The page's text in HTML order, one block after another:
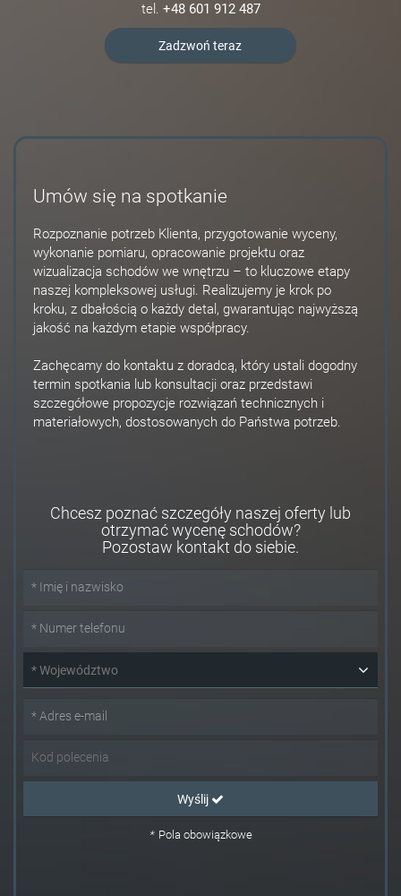
tel. +48 601 912 487
Zadzwoń teraz
Umów się na spotkanie
Rozpoznanie potrzeb Klienta, przygotowanie wyceny,
wykonanie pomiaru, opracowanie projektu oraz
wizualizacja schodów we wnętrzu – to kluczowe etapy
naszej kompleksowej usługi. Realizujemy je krok po
kroku, z dbałością o każdy detal, gwarantując najwyższą
jakość na każdym etapie współpracy.
Zachęcamy do kontaktu z doradcą, który ustali dogodny
termin spotkania lub konsultacji oraz przedstawi
szczegółowe propozycje rozwiązań technicznych i
materiałowych, dostosowanych do Państwa potrzeb.
Chcesz poznać szczegóły naszej oferty lub
otrzymać wycenę schodów?
Pozostaw kontakt do siebie.
* Województwo
Wyślij
*Pola obowiązkowe